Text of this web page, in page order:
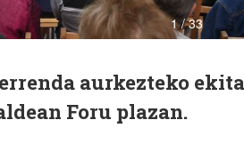
aurkezteko
Foru plazan.